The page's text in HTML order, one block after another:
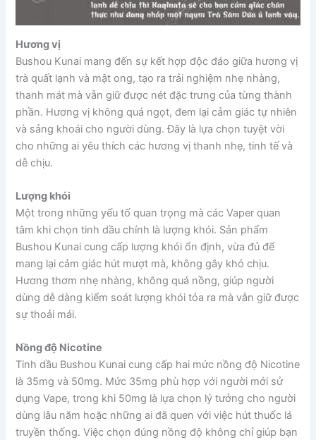
Hương vị
Bushou Kunai mang đến sự kết hợp độc đáo giữa hương vị
trà quất lạnh và mật ong, tạo ra trải nghiệm nhẹ nhàng,
thanh mát mà vẫn giữ được nét đặc trưng của từng thành
phần. Hương vị không quá ngọt, đem lại cảm giác tự nhiên
và sảng khoái cho người dùng. Đây là lựa chọn tuyệt vời
cho những ai yêu thích các hương vị thanh nhẹ, tinh tế và
dễ chịu.
Lượng khói
Một trong những yếu tố quan trọng mà các Vaper quan
tâm khi chọn tinh dầu chính là lượng khói. Sản phẩm
Bushou Kunai cung cấp lượng khói ổn định, vừa đủ để
mang lại cảm giác hút mượt mà, không gây khó chịu.
Hương thơm nhẹ nhàng, không quá nồng, giúp người
dùng dễ dàng kiểm soát lượng khói tỏa ra mà vẫn giữ được
sự thoải mái.
Nồng độ Nicotine
Tinh dầu Bushou Kunai cung cấp hai mức nồng độ Nicotine
là 35mg và 50mg. Mức 35mg phù hợp với người mới sử
dụng Vape, trong khi 50mg là lựa chọn lý tưởng cho người
dùng lâu năm hoặc những ai đã quen với việc hút thuốc lá
truyền thống. Việc chọn đúng nồng độ không chỉ giúp bạn